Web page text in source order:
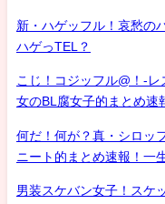
新・ハゲッフル！哀愁の
ハゲっTEL？
こじ！コジッフル@！-
女のBL腐女子的まとめ速
何だ！何が？真・シロ
ニート的まとめ速報！一
男装スケバン女子！スケ